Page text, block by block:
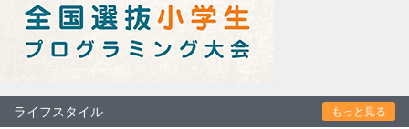
ライフスタイル もっと見る